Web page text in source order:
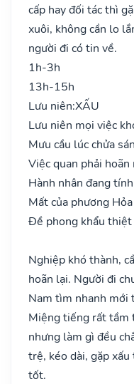
cấp hay đối tác thì
xuôi, không cần lo
người đi có tin về.
1h-3h
13h-15h
Lưu niên:XẤU
Lưu niên mọi việc
Mưu cầu lúc chửa
Việc quan phải hoãn
Hành nhân đang
Mất của phương
Đề phong khẩu
Nghiệp khó thành,
hoãn lại. Người đi
Nam tìm nhanh mới
Miệng tiếng rất tầm
nhưng làm gì đều
trệ, kéo dài, gặp
tốt.